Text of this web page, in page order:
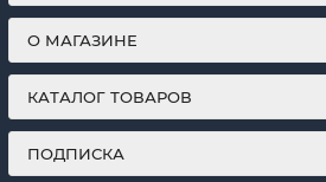
О МАГАЗИНЕ
КАТАЛОГ ТОВАРОВ
ПОДПИСКА